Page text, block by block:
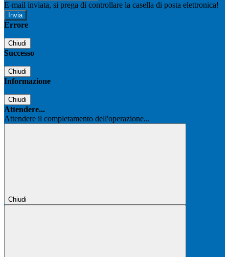
E-mail inviata, si prega di controllare la casella di posta elettronica!
Errore
Chiudi
Successo
Chiudi
Informazione
Chiudi
Attendere...
Attendere il completamento dell'operazione...
Chiudi